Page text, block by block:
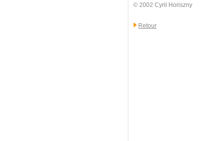
© 2002 Cyril Horiszny
Retour